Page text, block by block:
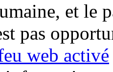
et le
pas
web activé